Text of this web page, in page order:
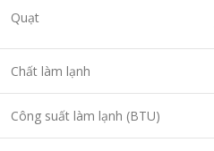
Quạt
Chất làm lạnh
Công suất làm lạnh (BTU)